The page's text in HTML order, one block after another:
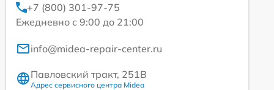
+7 (800) 301-97-75
Ежедневно с 9:00 до 21:00
info@midea-repair-center.ru
Павловский тракт, 251В
Адрес сервисного центра Midea